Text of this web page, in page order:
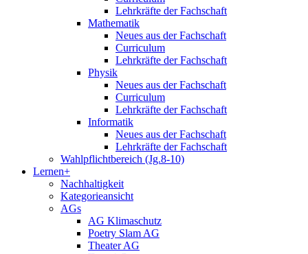
Lehrkräfte der Fachschaft
Mathematik
Neues aus der Fachschaft
Curriculum
Lehrkräfte der Fachschaft
Physik
Neues aus der Fachschaft
Curriculum
Lehrkräfte der Fachschaft
Informatik
Neues aus der Fachschaft
Lehrkräfte der Fachschaft
Wahlpflichtbereich (Jg.8-10)
Lernen+
Nachhaltigkeit
Kategorieansicht
AGs
AG Klimaschutz
Poetry Slam AG
Theater AG